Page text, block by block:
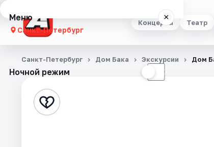
Концерты Театр
Меню ×
Санкт-Петербург
Концерты
Стендап
Ночной режим ☾
Санкт-Петербург Дом Бака Экскурсии Дом